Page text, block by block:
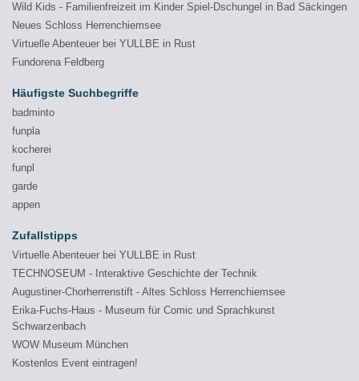
Wild Kids - Familienfreizeit im Kinder Spiel-Dschungel in Bad Säckingen
Neues Schloss Herrenchiemsee
Virtuelle Abenteuer bei YULLBE in Rust
Fundorena Feldberg
Häufigste Suchbegriffe
badminto
funpla
kocherei
funpl
garde
appen
Zufallstipps
Virtuelle Abenteuer bei YULLBE in Rust
TECHNOSEUM - Interaktive Geschichte der Technik
Augustiner-Chorherrenstift - Altes Schloss Herrenchiemsee
Erika-Fuchs-Haus - Museum für Comic und Sprachkunst
Schwarzenbach
WOW Museum München
Kostenlos Event eintragen!